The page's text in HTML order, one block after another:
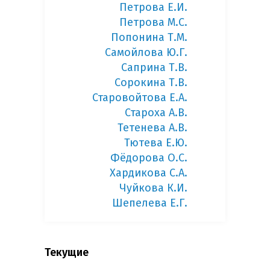
Петрова Е.И.
Петрова М.С.
Попонина Т.М.
Самойлова Ю.Г.
Саприна Т.В.
Сорокина Т.В.
Старовойтова Е.А.
Староха А.В.
Тетенева А.В.
Тютева Е.Ю.
Фёдорова О.С.
Хардикова С.А.
Чуйкова К.И.
Шепелева Е.Г.
Текущие